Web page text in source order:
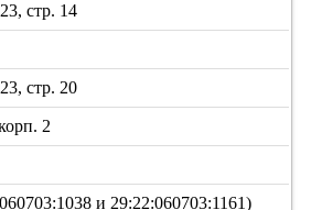
стр. 14
стр. 20
2
и 29:22:060703:1161)